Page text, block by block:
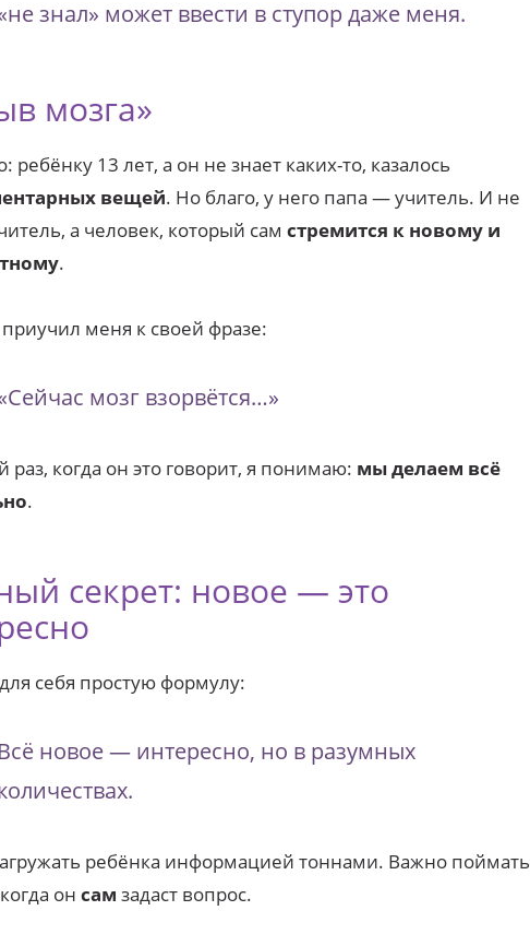
знал» может ввести в ступор даже меня.
мозга»
ребёнку 13 лет, а он не знает каких-то, казалось
вещей. Но благо, у него папа — учитель. И не
а человек, который сам стремится к новому и
.
меня к своей фразе:
мозг взорвётся…»
раз, когда он это говорит, я понимаю: мы делаем всё
.
секрет: новое — это
себя простую формулу:
Всё новое — интересно, но в разумных
ребёнка информацией тоннами. Важно поймать
он сам задаст вопрос.